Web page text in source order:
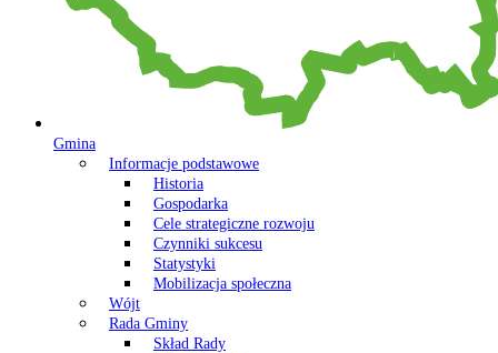
Gmina
Informacje podstawowe
Historia
Gospodarka
Cele strategiczne rozwoju
Czynniki sukcesu
Statystyki
Mobilizacja społeczna
Wójt
Rada Gminy
Skład Rady